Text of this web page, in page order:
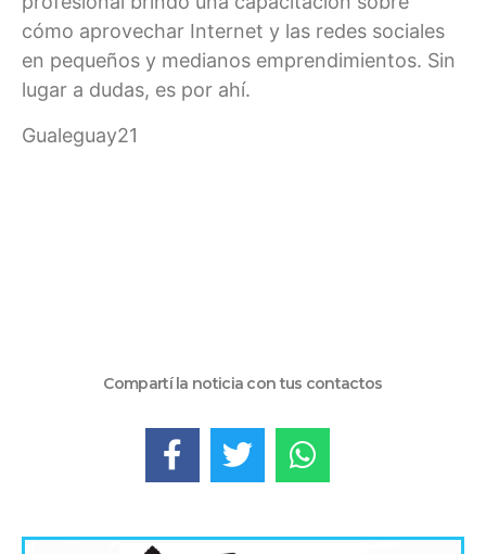
cómo aprovechar Internet y las redes sociales
en pequeños y medianos emprendimientos. Sin
lugar a dudas, es por ahí.
Gualeguay21
Compartí la noticia con tus contactos